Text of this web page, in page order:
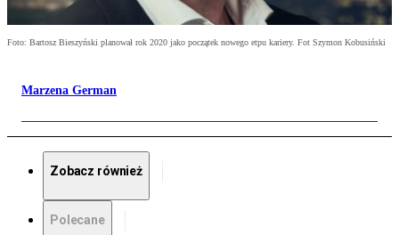
Foto: Bartosz Bieszyński planował rok 2020 jako początek nowego etpu kariery. Fot Szymon Kobusiński
Marzena German
Zobacz również
Polecane